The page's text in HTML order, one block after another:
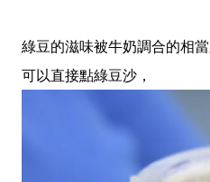
綠豆的滋味被牛奶調合的相
可以直接點綠豆沙，